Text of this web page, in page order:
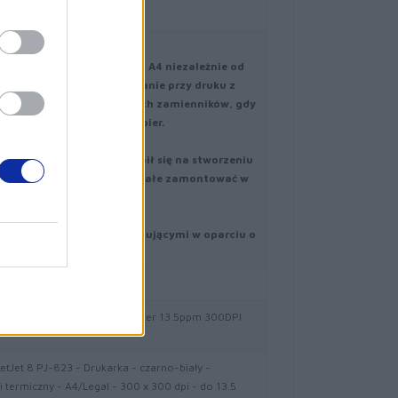
dokumentów formatu A4 niezależnie od
niezawodne rozwiązanie przy druku z
muszą kupować drogich zamienników, gdy
materiałem jest papier.
rozwoju i produkcji skupił się na stworzeniu
na komputer albo na stałe zamontować w
i laptopami pracującymi w oparciu o
Android.
823 A4 Mobile Thermal Printer 13.5ppm 300DPI
8 PJ-823 - Drukarka - czarno-biały -
termiczny - A4/Legal - 300 x 300 dpi - do 13.5